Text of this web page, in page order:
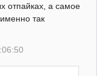
отпайках, а самое
так